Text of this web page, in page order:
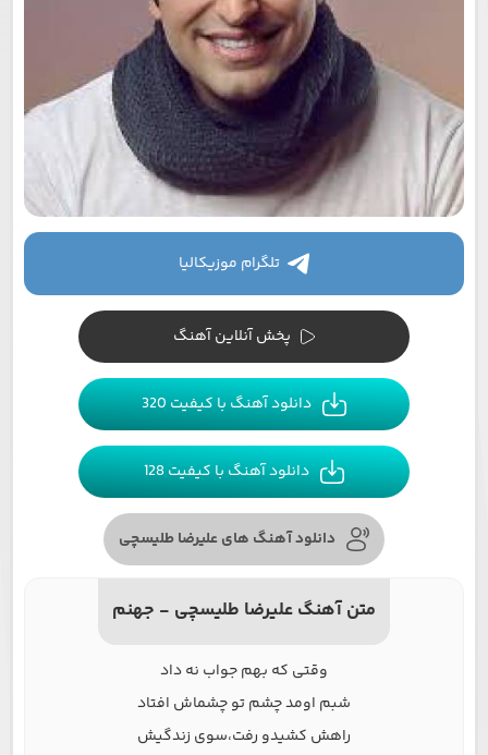
تلگرام موزیکالیا
پخش آنلاین آهنگ
دانلود آهنگ با کیفیت 320
دانلود آهنگ با کیفیت 128
دانلود آهنگ های علیرضا طلیسچی
متن آهنگ علیرضا طلیسچی - جهنم
وقتی که بهم جواب نه داد
شبم اومد چشم تو چشماش افتاد
راهش کشیدو رفت،سوی زندگیش